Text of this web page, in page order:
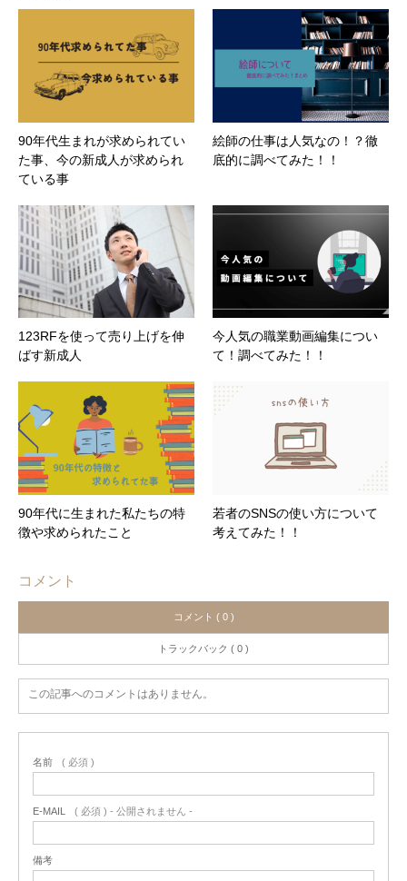
90年代生まれが求められてい
た事、今の新成人が求められ
ている事
絵師の仕事は人気なの！？徹
底的に調べてみた！！
123RFを使って売り上げを伸
ばす新成人
今人気の職業動画編集につい
て！調べてみた！！
90年代に生まれた私たちの特
徴や求められたこと
若者のSNSの使い方について
考えてみた！！
コメント
コメント ( 0 )
トラックバック ( 0 )
この記事へのコメントはありません。
名前 ( 必須 )
E-MAIL ( 必須 ) - 公開されません -
備考